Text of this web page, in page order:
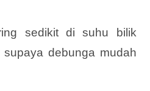
sedikit di suhu bilik
debunga mudah